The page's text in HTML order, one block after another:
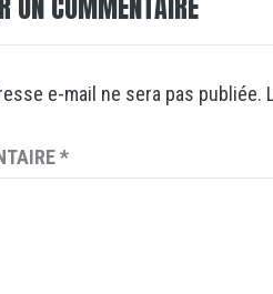
e-mail ne sera pas publiée.
*